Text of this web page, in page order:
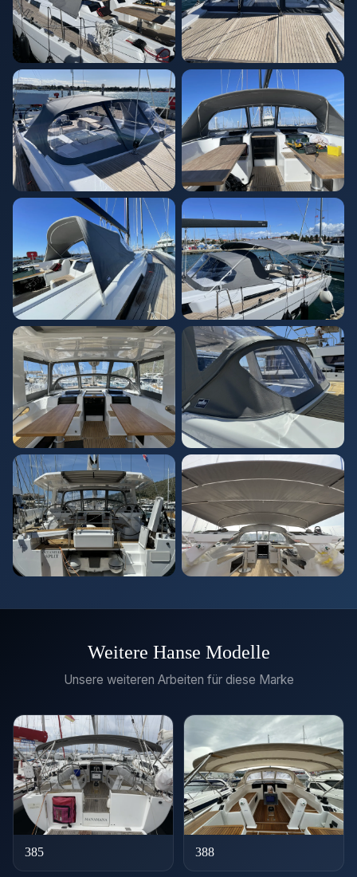
Weitere Hanse Modelle
Unsere weiteren Arbeiten für diese Marke
385 388